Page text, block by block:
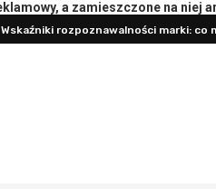
a zamieszczone na niej
Wskaźniki rozpoznawalności marki: co